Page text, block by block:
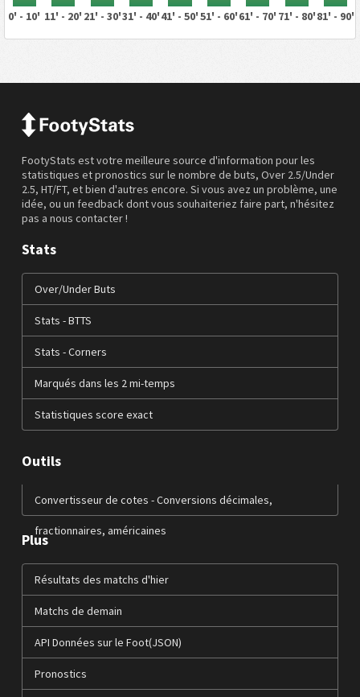
0' - 10' 11' - 20' 21' - 30'31' - 40'41' - 50'51' - 60'61' - 70' 71' - 80'81' - 90'
FootyStats est votre meilleure source d'information pour les
statistiques et pronostics sur le nombre de buts, Over 2.5/Under
2.5, HT/FT, et bien d'autres encore. Si vous avez un problème, une
idée, ou un feedback dont vous souhaiteriez faire part, n'hésitez
pas a nous contacter !
Stats
Over/Under Buts
Stats - BTTS
Stats - Corners
Marqués dans les 2 mi-temps
Statistiques score exact
Outils
Convertisseur de cotes - Conversions décimales,
fractionnaires, américaines
Plus
Résultats des matchs d'hier
Matchs de demain
API Données sur le Foot(JSON)
Pronostics